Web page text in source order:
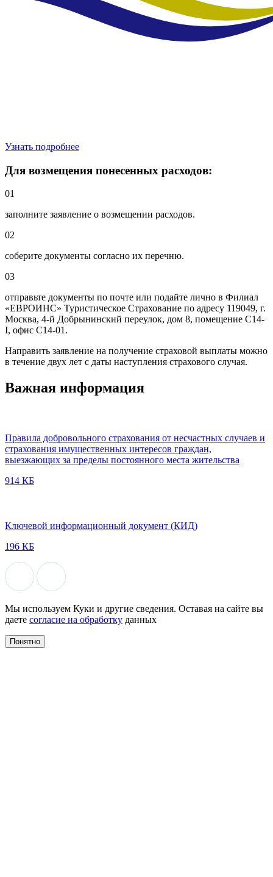
Узнать подробнее
Для возмещения понесенных расходов:
01
заполните заявление о возмещении расходов.
02
соберите документы согласно их перечню.
03
отправьте документы по почте или подайте лично в Филиал
«ЕВРОИНС» Туристическое Страхование по адресу 119049, г.
Москва, 4-й Добрынинский переулок, дом 8, помещение С14-
I, офис С14-01.
Направить заявление на получение страховой выплаты можно
в течение двух лет с даты наступления страхового случая.
Важная информация
Правила добровольного страхования от несчастных случаев и
страхования имущественных интересов граждан,
выезжающих за пределы постоянного места жительства
914 КБ
Ключевой информационный документ (КИД)
196 КБ
Мы используем Куки и другие сведения. Оставая на сайте вы
даете согласие на обработку данных
Понятно